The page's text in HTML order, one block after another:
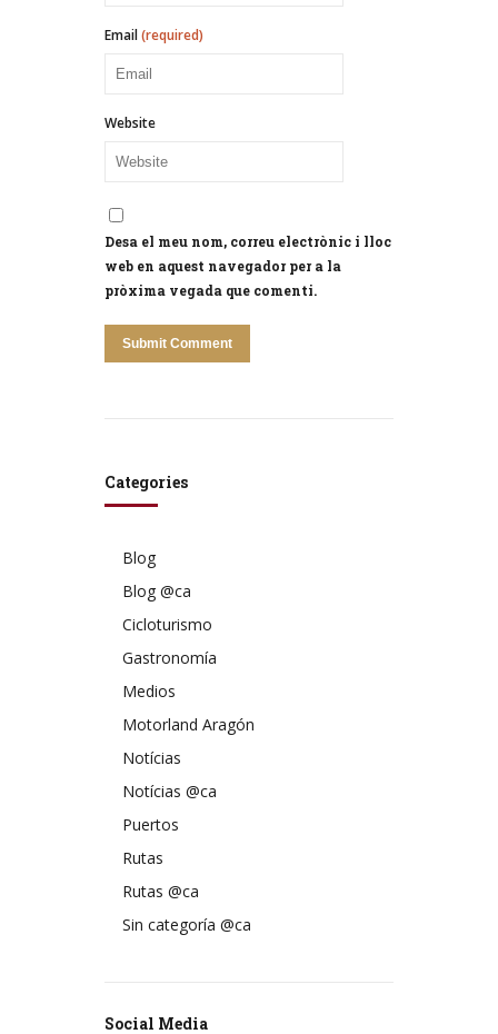
Email(required)
Website
Desa el meu nom, correu electrònic i lloc
web en aquest navegador per a la
pròxima vegada que comenti.
Categories
Blog
Blog @ca
Cicloturismo
Gastronomía
Medios
Motorland Aragón
Notícias
Notícias @ca
Puertos
Rutas
Rutas @ca
Sin categoría @ca
Social Media